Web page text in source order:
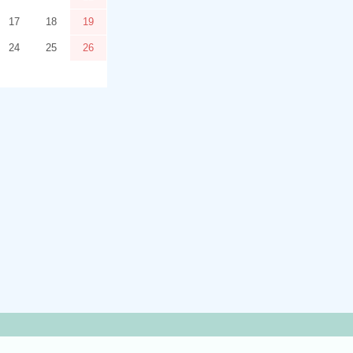
17 18 19
24 25 26